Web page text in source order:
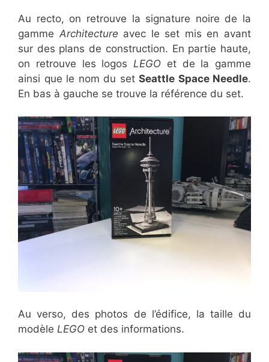
Au recto, on retrouve la signature noire de la
gamme Architecture avec le set mis en avant
sur des plans de construction. En partie haute,
on retrouve les logos LEGO et de la gamme
ainsi que le nom du set Seattle Space Needle.
En bas à gauche se trouve la référence du set.
Au verso, des photos de l’édifice, la taille du
modèle LEGO et des informations.